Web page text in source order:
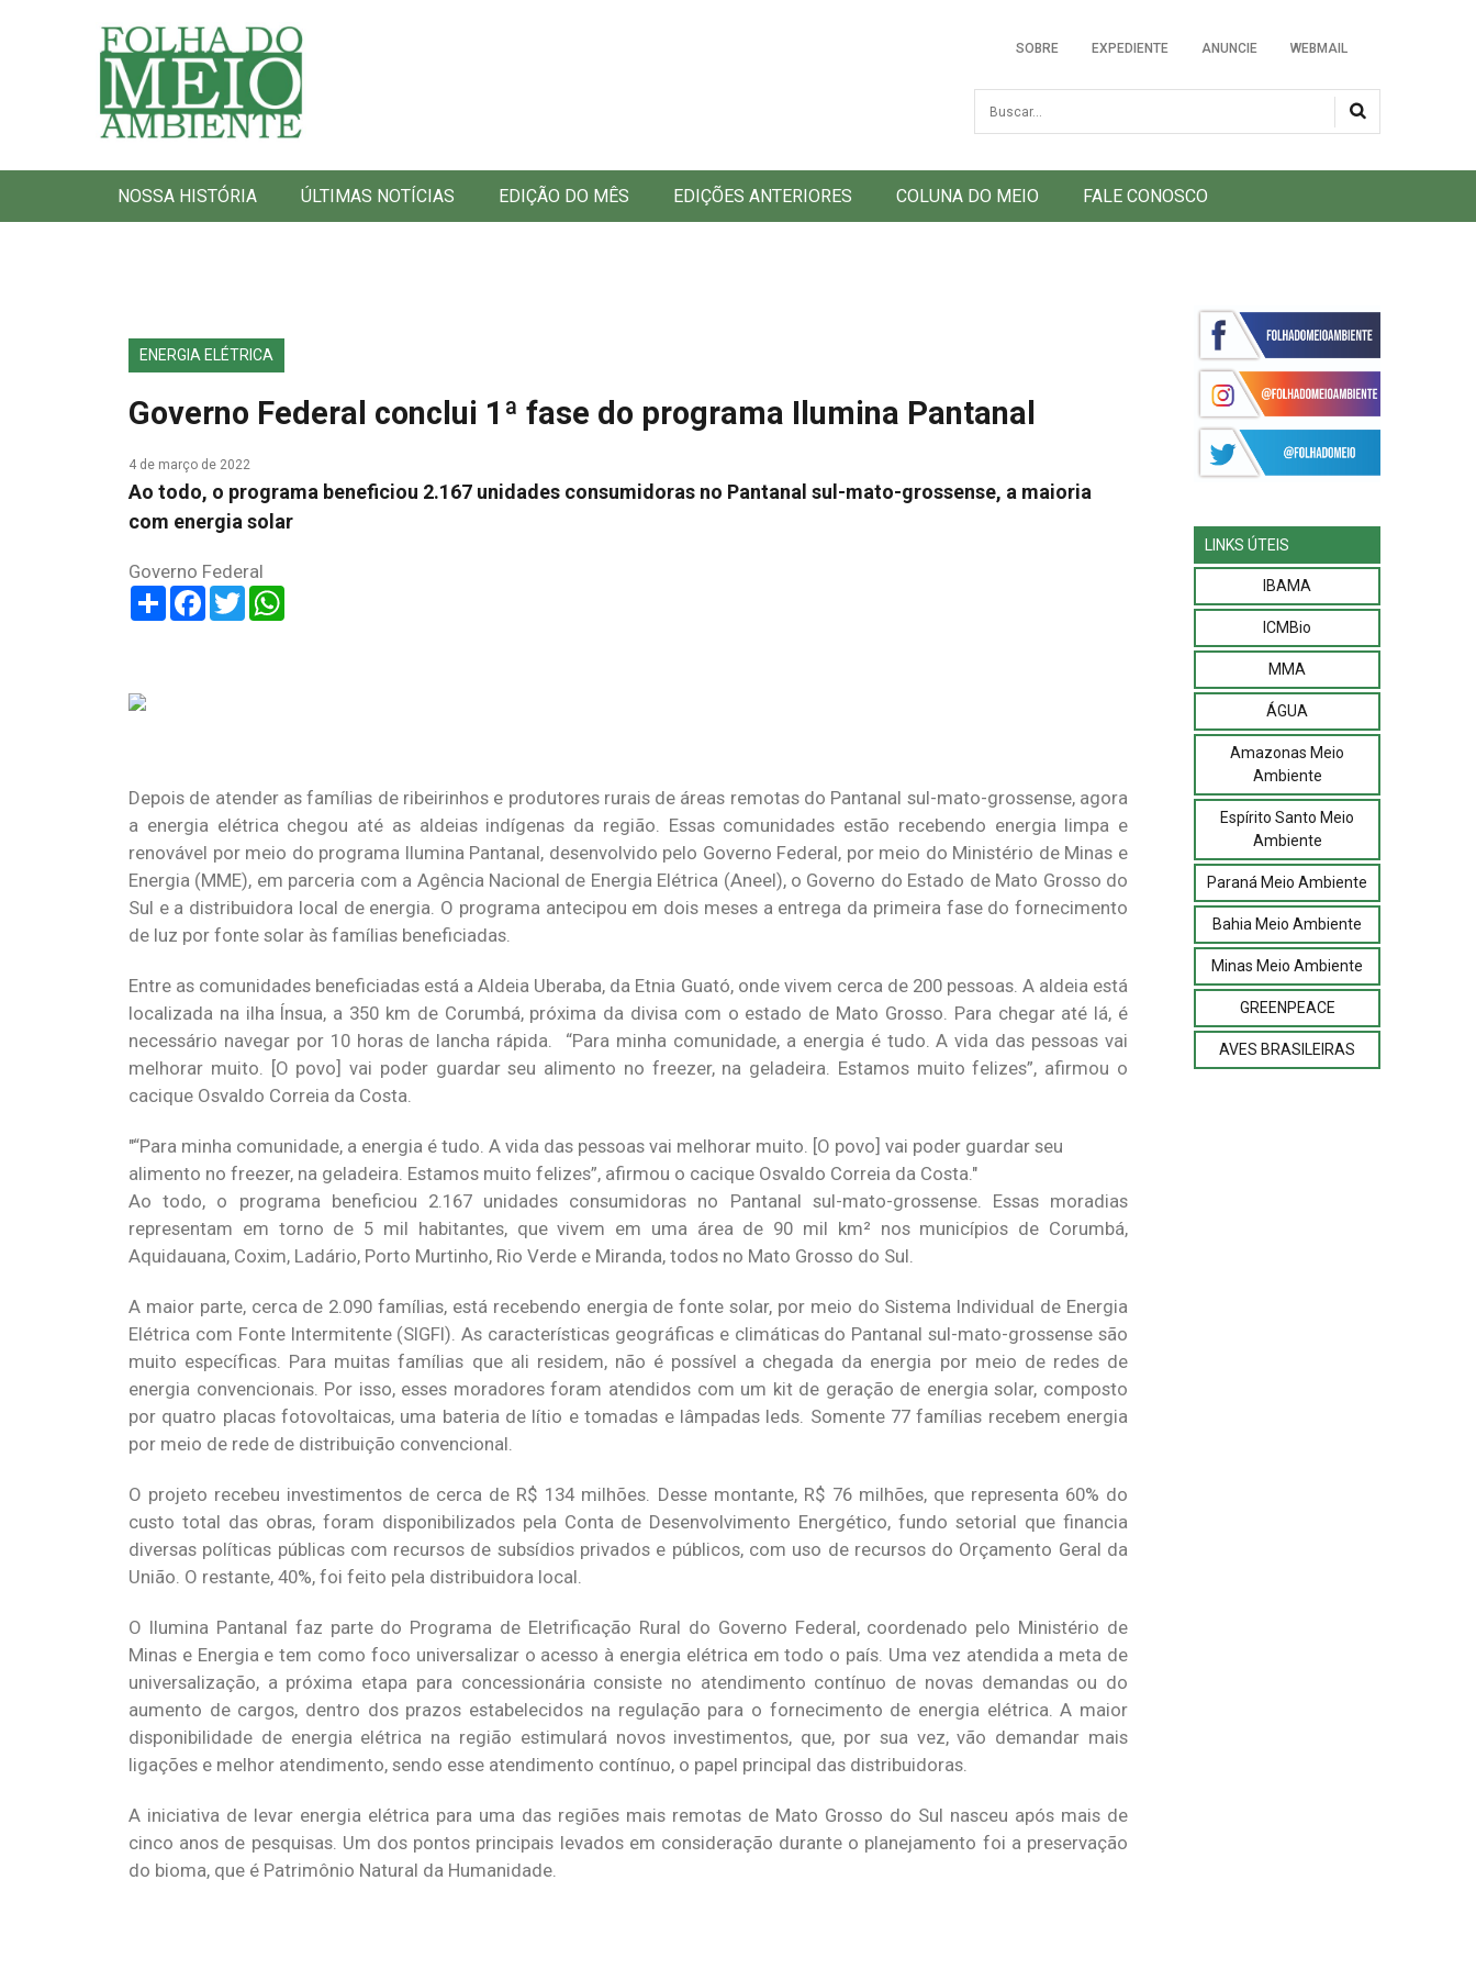
Folha do Meio Ambiente
SOBRE EXPEDIENTE ANUNCIE WEBMAIL
Busca
NOSSA HISTÓRIA ÚLTIMAS NOTÍCIAS EDIÇÃO DO MÊS EDIÇÕES ANTERIORES COLUNA DO MEIO FALE CONOSCO
ENERGIA ELÉTRICA
Governo Federal conclui 1ª fase do programa Ilumina Pantanal
4 de março de 2022
Ao todo, o programa beneficiou 2.167 unidades consumidoras no Pantanal sul-mato-grossense, a maioria
com energia solar
Governo Federal
ShareFacebook
Twitter
Depois de atender as famílias de ribeirinhos e produtores rurais de áreas remotas do Pantanal sul-mato-grossense, agora
a energia elétrica chegou até as aldeias indígenas da região. Essas comunidades estão recebendo energia limpa e
renovável por meio do programa Ilumina Pantanal, desenvolvido pelo Governo Federal, por meio do Ministério de Minas e
Energia (MME), em parceria com a Agência Nacional de Energia Elétrica (Aneel), o Governo do Estado de Mato Grosso do
Sul e a distribuidora local de energia. O programa antecipou em dois meses a entrega da primeira fase do fornecimento
de luz por fonte solar às famílias beneficiadas.
Entre as comunidades beneficiadas está a Aldeia Uberaba, da Etnia Guató, onde vivem cerca de 200 pessoas. A aldeia está
localizada na ilha Ínsua, a 350 km de Corumbá, próxima da divisa com o estado de Mato Grosso. Para chegar até lá, é
necessário navegar por 10 horas de lancha rápida. “Para minha comunidade, a energia é tudo. A vida das pessoas vai
melhorar muito. [O povo] vai poder guardar seu alimento no freezer, na geladeira. Estamos muito felizes”, afirmou o
cacique Osvaldo Correia da Costa.
“Para minha comunidade, a energia é tudo. A vida das pessoas vai melhorar muito. [O povo] vai poder guardar seu
alimento no freezer, na geladeira. Estamos muito felizes”, afirmou o cacique Osvaldo Correia da Costa.
Ao todo, o programa beneficiou 2.167 unidades consumidoras no Pantanal sul-mato-grossense. Essas moradias
representam em torno de 5 mil habitantes, que vivem em uma área de 90 mil km² nos municípios de Corumbá,
Aquidauana, Coxim, Ladário, Porto Murtinho, Rio Verde e Miranda, todos no Mato Grosso do Sul.
A maior parte, cerca de 2.090 famílias, está recebendo energia de fonte solar, por meio do Sistema Individual de Energia
Elétrica com Fonte Intermitente (SIGFI). As características geográficas e climáticas do Pantanal sul-mato-grossense são
muito específicas. Para muitas famílias que ali residem, não é possível a chegada da energia por meio de redes de
energia convencionais. Por isso, esses moradores foram atendidos com um kit de geração de energia solar, composto
por quatro placas fotovoltaicas, uma bateria de lítio e tomadas e lâmpadas leds. Somente 77 famílias recebem energia
por meio de rede de distribuição convencional.
O projeto recebeu investimentos de cerca de R$ 134 milhões. Desse montante, R$ 76 milhões, que representa 60% do
custo total das obras, foram disponibilizados pela Conta de Desenvolvimento Energético, fundo setorial que financia
diversas políticas públicas com recursos de subsídios privados e públicos, com uso de recursos do Orçamento Geral da
União. O restante, 40%, foi feito pela distribuidora local.
O Ilumina Pantanal faz parte do Programa de Eletrificação Rural do Governo Federal, coordenado pelo Ministério de
Minas e Energia e tem como foco universalizar o acesso à energia elétrica em todo o país. Uma vez atendida a meta de
universalização, a próxima etapa para concessionária consiste no atendimento contínuo de novas demandas ou do
aumento de cargos, dentro dos prazos estabelecidos na regulação para o fornecimento de energia elétrica. A maior
disponibilidade de energia elétrica na região estimulará novos investimentos, que, por sua vez, vão demandar mais
ligações e melhor atendimento, sendo esse atendimento contínuo, o papel principal das distribuidoras.
A iniciativa de levar energia elétrica para uma das regiões mais remotas de Mato Grosso do Sul nasceu após mais de
cinco anos de pesquisas. Um dos pontos principais levados em consideração durante o planejamento foi a preservação
do bioma, que é Patrimônio Natural da Humanidade.
LINKS ÚTEIS
IBAMA
ICMBio
MMA
ÁGUA
Amazonas Meio
Ambiente
Espírito Santo Meio
Ambiente
Paraná Meio Ambiente
Bahia Meio Ambiente
Minas Meio Ambiente
GREENPEACE
AVES BRASILEIRAS